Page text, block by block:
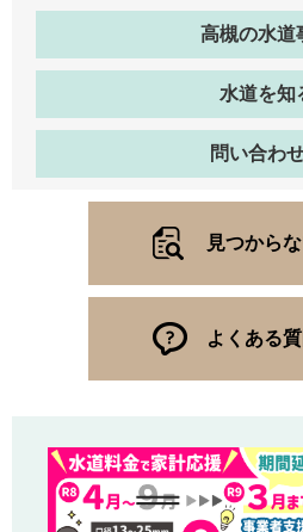
高槻の水道
水道を知
問い合わ
見つから
よくある